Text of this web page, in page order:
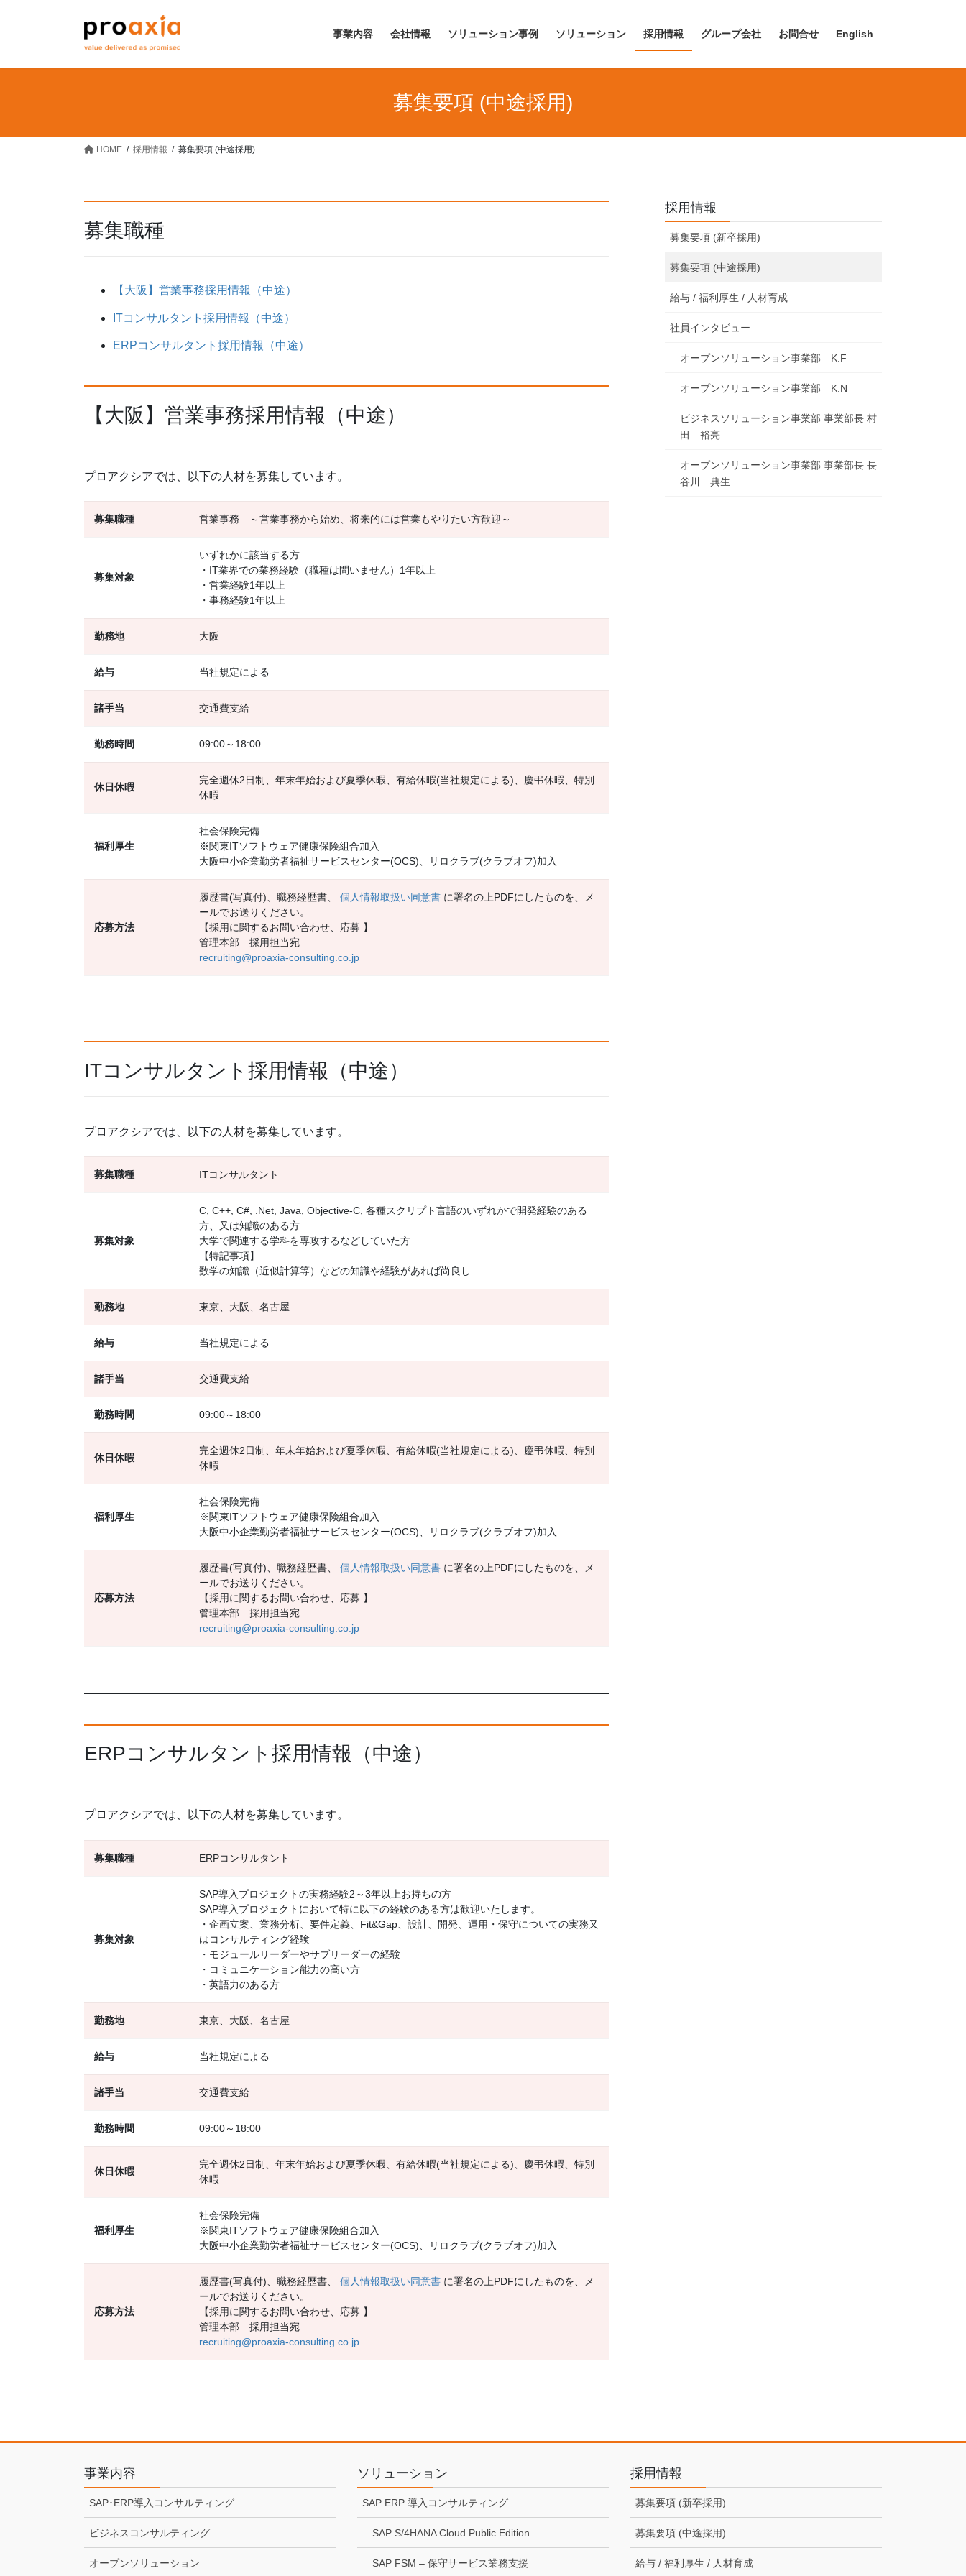
事業内容 会社情報 ソリューション事例 ソリューション 採用情報 グループ会社 お問合せ English
募集要項 (中途採用)
HOME 採用情報 募集要項 (中途採用)
募集職種
【大阪】営業事務採用情報（中途）
ITコンサルタント採用情報（中途）
ERPコンサルタント採用情報（中途）
【大阪】営業事務採用情報（中途）
プロアクシアでは、以下の人材を募集しています。
募集職種 営業事務 ～営業事務から始め、将来的には営業もやりたい方歓迎～
募集対象
いずれかに該当する方
・IT業界での業務経験（職種は問いません）1年以上
・営業経験1年以上
・事務経験1年以上
勤務地 大阪
給与 当社規定による
諸手当 交通費支給
勤務時間 09:00～18:00
休日休暇
完全週休2日制、年末年始および夏季休暇、有給休暇(当社規定による)、慶弔休暇、特別
休暇
福利厚生
社会保険完備
※関東ITソフトウェア健康保険組合加入
大阪中小企業勤労者福祉サービスセンター(OCS)、リロクラブ(クラブオフ)加入
応募方法
履歴書(写真付)、職務経歴書、 個人情報取扱い同意書 に署名の上PDFにしたものを、メ
ールでお送りください。
【採用に関するお問い合わせ、応募 】
管理本部 採用担当宛
recruiting@proaxia-consulting.co.jp
ITコンサルタント採用情報（中途）
プロアクシアでは、以下の人材を募集しています。
募集職種 ITコンサルタント
募集対象
C, C++, C#, .Net, Java, Objective-C, 各種スクリプト言語のいずれかで開発経験のある
方、又は知識のある方
大学で関連する学科を専攻するなどしていた方
【特記事項】
数学の知識（近似計算等）などの知識や経験があれば尚良し
勤務地 東京、大阪、名古屋
給与 当社規定による
諸手当 交通費支給
勤務時間 09:00～18:00
休日休暇
完全週休2日制、年末年始および夏季休暇、有給休暇(当社規定による)、慶弔休暇、特別
休暇
福利厚生
社会保険完備
※関東ITソフトウェア健康保険組合加入
大阪中小企業勤労者福祉サービスセンター(OCS)、リロクラブ(クラブオフ)加入
応募方法
履歴書(写真付)、職務経歴書、 個人情報取扱い同意書 に署名の上PDFにしたものを、メ
ールでお送りください。
【採用に関するお問い合わせ、応募 】
管理本部 採用担当宛
recruiting@proaxia-consulting.co.jp
ERPコンサルタント採用情報（中途）
プロアクシアでは、以下の人材を募集しています。
募集職種 ERPコンサルタント
募集対象
SAP導入プロジェクトの実務経験2～3年以上お持ちの方
SAP導入プロジェクトにおいて特に以下の経験のある方は歓迎いたします。
・企画立案、業務分析、要件定義、Fit&Gap、設計、開発、運用・保守についての実務又
はコンサルティング経験
・モジュールリーダーやサブリーダーの経験
・コミュニケーション能力の高い方
・英語力のある方
勤務地 東京、大阪、名古屋
給与 当社規定による
諸手当 交通費支給
勤務時間 09:00～18:00
休日休暇
完全週休2日制、年末年始および夏季休暇、有給休暇(当社規定による)、慶弔休暇、特別
休暇
福利厚生
社会保険完備
※関東ITソフトウェア健康保険組合加入
大阪中小企業勤労者福祉サービスセンター(OCS)、リロクラブ(クラブオフ)加入
応募方法
履歴書(写真付)、職務経歴書、 個人情報取扱い同意書 に署名の上PDFにしたものを、メ
ールでお送りください。
【採用に関するお問い合わせ、応募 】
管理本部 採用担当宛
recruiting@proaxia-consulting.co.jp
採用情報
募集要項 (新卒採用)
募集要項 (中途採用)
給与 / 福利厚生 / 人材育成
社員インタビュー
オープンソリューション事業部 K.F
オープンソリューション事業部 K.N
ビジネスソリューション事業部 事業部長 村
田 裕亮
オープンソリューション事業部 事業部長 長
谷川 典生
事業内容
SAP･ERP導入コンサルティング
ビジネスコンサルティング
オープンソリューション
ソリューション
SAP ERP 導入コンサルティング
SAP S/4HANA Cloud Public Edition
SAP FSM – 保守サービス業務支援
採用情報
募集要項 (新卒採用)
募集要項 (中途採用)
給与 / 福利厚生 / 人材育成